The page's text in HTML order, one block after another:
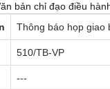
bản chỉ đạo điều
Thông báo họp giao
510/TB-VP
---